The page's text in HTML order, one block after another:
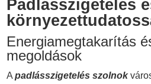
Padlásszigetelés
Energiamegtakarítás
megoldások
Apadlásszigetelés szolnok